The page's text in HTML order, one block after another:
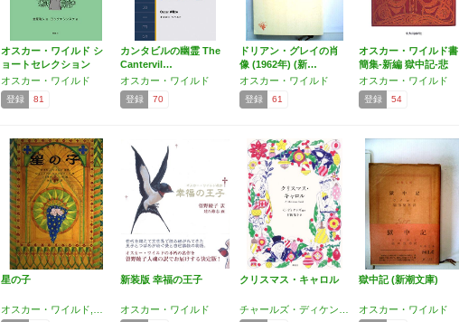
オスカー・ワイルド シ
ョートセレクション
幸…
オスカー・ワイルド
登録 81
カンタビルの幽霊 The
Cantervil…
オスカー・ワイルド
登録 70
ドリアン・グレイの肖
像 (1962年) (新…
オスカー・ワイルド
登録 61
オスカー・ワイルド書
簡集-新編 獄中記-悲
哀…
オスカー・ワイルド
登録 54
星の子 新装版 幸福の王子
オスカー・ワイルド
クリスマス・キャロル 獄中記 (新潮文庫)
オスカー・ワイルド